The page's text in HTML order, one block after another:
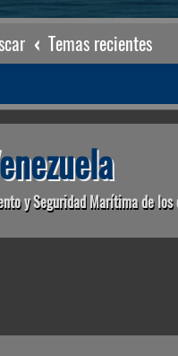
Temas recientes
y Seguridad Marítima de
avanzada